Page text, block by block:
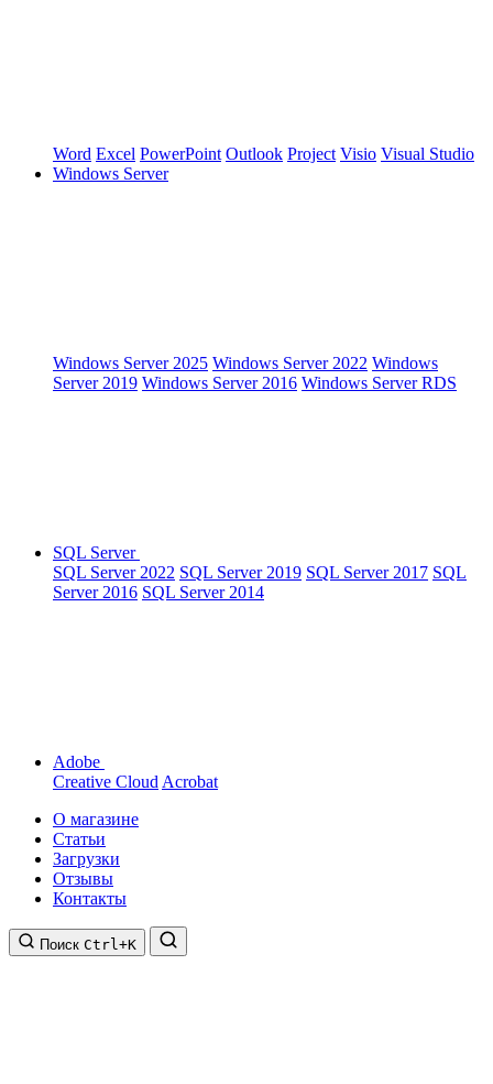
Word Excel PowerPoint Outlook Project Visio Visual Studio
Windows Server
Windows Server 2025 Windows Server 2022 Windows
Server 2019 Windows Server 2016 Windows Server RDS
SQL Server
SQL Server 2022 SQL Server 2019 SQL Server 2017 SQL
Server 2016 SQL Server 2014
Adobe
Creative Cloud Acrobat
О магазине
Статьи
Загрузки
Отзывы
Контакты
Поиск Ctrl+K